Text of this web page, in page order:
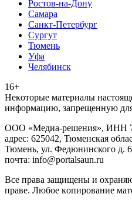
Ростов-на-Дону
Самара
Санкт-Петербург
Сургут
Тюмень
Уфа
Челябинск
16+
Heкoтopыe мaтepиaлы
инфopмaцию, зaпpeщeнную
ООО «Медиа-решения», ИНН
адрес: 625042, Тюменская
Тюмень, ул. Федюнинского д.
почта: info@portalsaun.ru
Вce прaвa зaщищeны и
прaве. Любoe кoпиpoвaниe